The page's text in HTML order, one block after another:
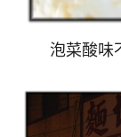
泡菜酸味不